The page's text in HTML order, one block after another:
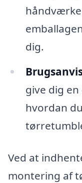
dig.
give dig
hvordan
Ved at
montering af